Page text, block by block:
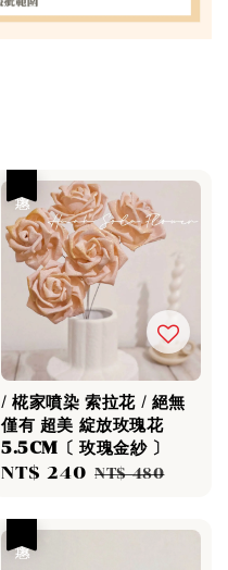
/ 椛家噴染 索拉花 / 絕無
僅有 超美 綻放玫瑰花
5.5CM〔 玫瑰金紗 〕
Sale
NT$ 240 Regular
NT$ 480